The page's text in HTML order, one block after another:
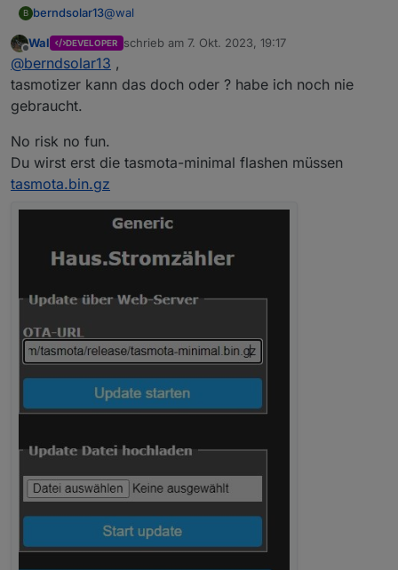
B berndsolar13@wal
kann man vorher die alte "notfalls" auslesen und
sichern ?
Dann könnte ich sie mit tamotizer zurück
Offline
Wal DEVELOPER schrieb am 7. Okt. 2023, 19:17
zuletzt editiert von
@berndsolar13 ,
tasmotizer kann das doch oder ? habe ich noch nie
gebraucht.
No risk no fun.
Du wirst erst die tasmota-minimal flashen müssen
tasmota.bin.gz